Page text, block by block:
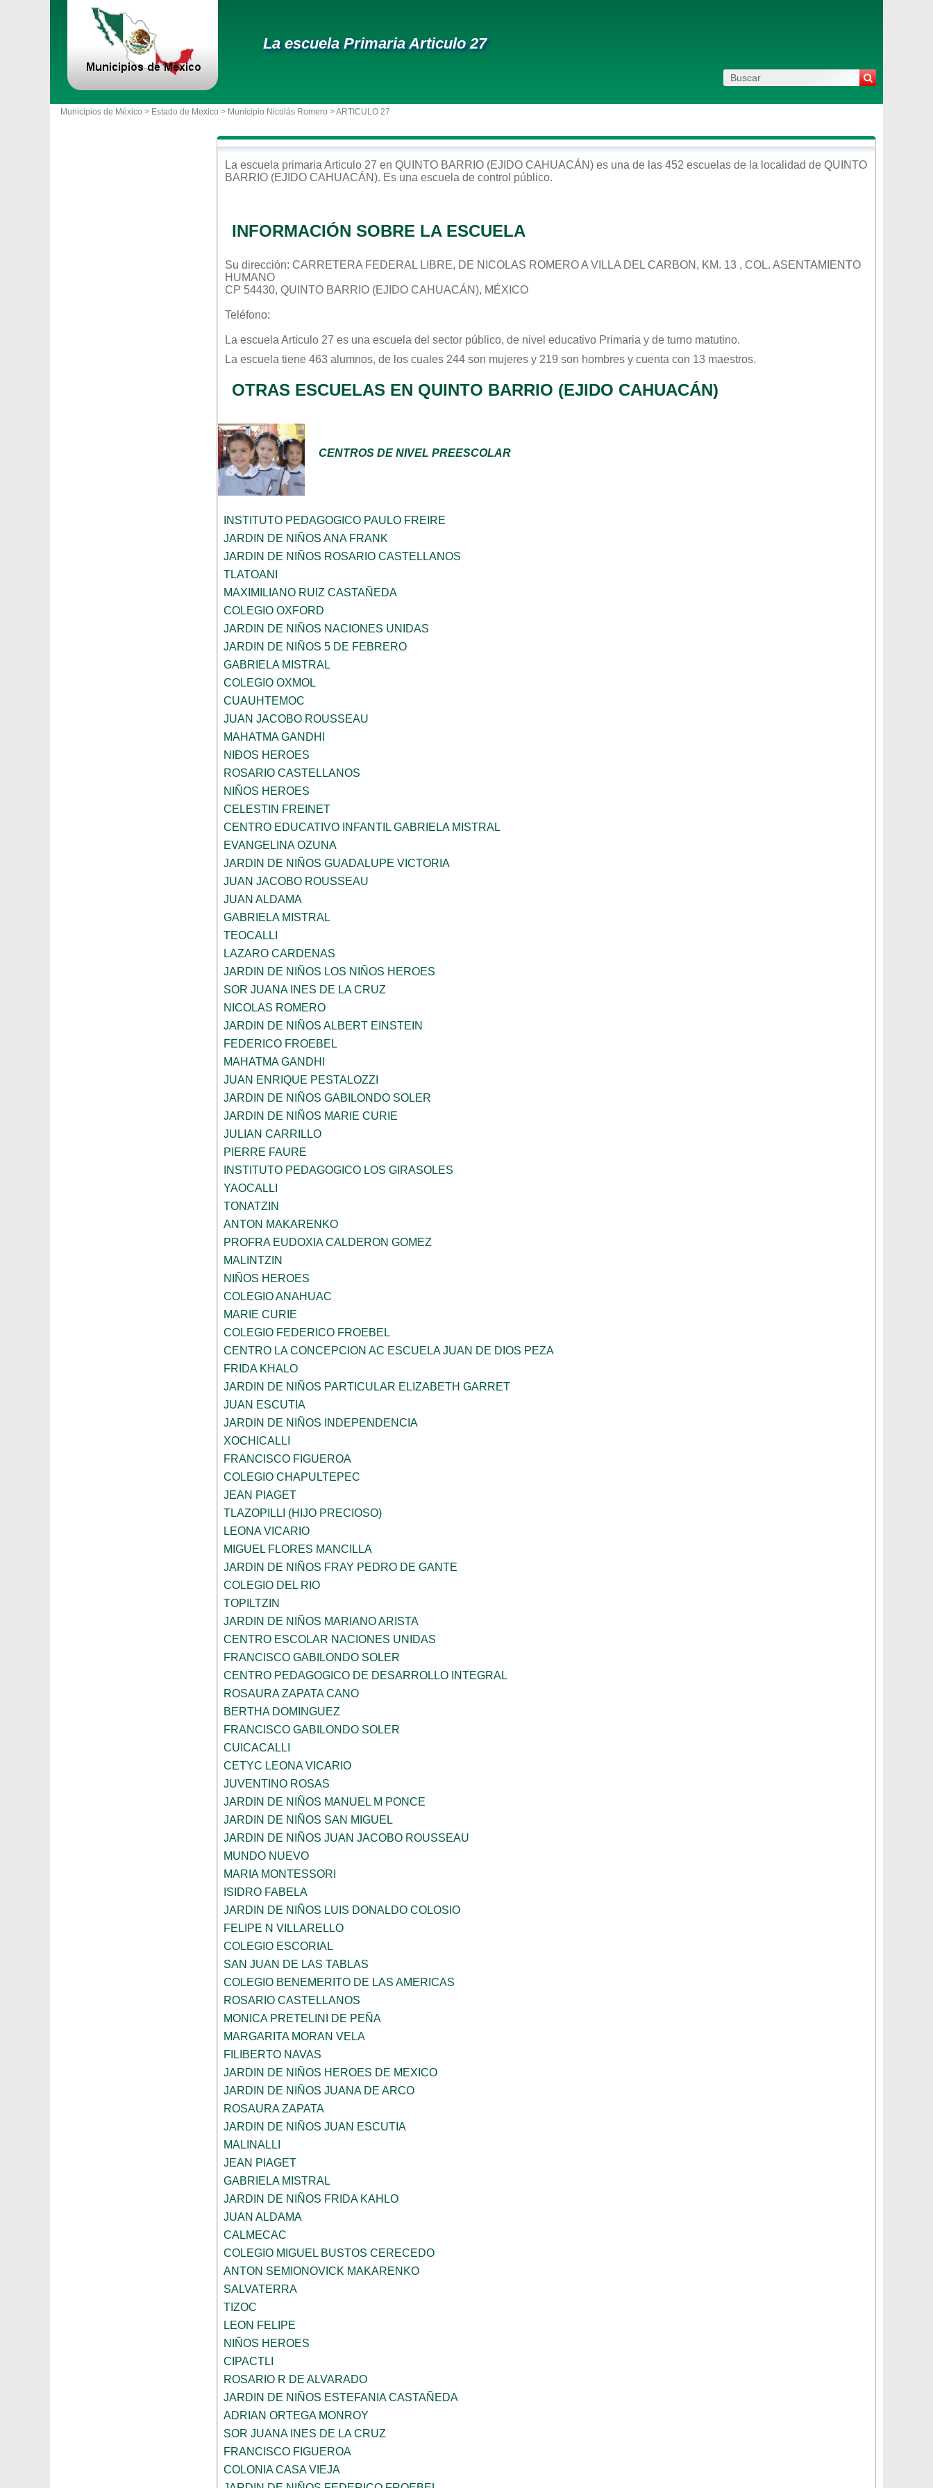
La escuela Primaria Articulo 27
Municipios de México > Estado de Mexico > Municipio Nicolás Romero > ARTICULO 27
La escuela primaria Articulo 27 en QUINTO BARRIO (EJIDO CAHUACÁN) es una de las 452 escuelas de la localidad de QUINTO
BARRIO (EJIDO CAHUACÁN). Es una escuela de control público.
INFORMACIÓN SOBRE LA ESCUELA
Su dirección: CARRETERA FEDERAL LIBRE, DE NICOLAS ROMERO A VILLA DEL CARBON, KM. 13 , COL. ASENTAMIENTO
HUMANO
CP 54430, QUINTO BARRIO (EJIDO CAHUACÁN), MÉXICO
Teléfono:
La escuela Articulo 27 es una escuela del sector público, de nivel educativo Primaria y de turno matutino.
La escuela tiene 463 alumnos, de los cuales 244 son mujeres y 219 son hombres y cuenta con 13 maestros.
OTRAS ESCUELAS EN QUINTO BARRIO (EJIDO CAHUACÁN)
CENTROS DE NIVEL PREESCOLAR
INSTITUTO PEDAGOGICO PAULO FREIRE
JARDIN DE NIÑOS ANA FRANK
JARDIN DE NIÑOS ROSARIO CASTELLANOS
TLATOANI
MAXIMILIANO RUIZ CASTAÑEDA
COLEGIO OXFORD
JARDIN DE NIÑOS NACIONES UNIDAS
JARDIN DE NIÑOS 5 DE FEBRERO
GABRIELA MISTRAL
COLEGIO OXMOL
CUAUHTEMOC
JUAN JACOBO ROUSSEAU
MAHATMA GANDHI
NIÐOS HEROES
ROSARIO CASTELLANOS
NIÑOS HEROES
CELESTIN FREINET
CENTRO EDUCATIVO INFANTIL GABRIELA MISTRAL
EVANGELINA OZUNA
JARDIN DE NIÑOS GUADALUPE VICTORIA
JUAN JACOBO ROUSSEAU
JUAN ALDAMA
GABRIELA MISTRAL
TEOCALLI
LAZARO CARDENAS
JARDIN DE NIÑOS LOS NIÑOS HEROES
SOR JUANA INES DE LA CRUZ
NICOLAS ROMERO
JARDIN DE NIÑOS ALBERT EINSTEIN
FEDERICO FROEBEL
MAHATMA GANDHI
JUAN ENRIQUE PESTALOZZI
JARDIN DE NIÑOS GABILONDO SOLER
JARDIN DE NIÑOS MARIE CURIE
JULIAN CARRILLO
PIERRE FAURE
INSTITUTO PEDAGOGICO LOS GIRASOLES
YAOCALLI
TONATZIN
ANTON MAKARENKO
PROFRA EUDOXIA CALDERON GOMEZ
MALINTZIN
NIÑOS HEROES
COLEGIO ANAHUAC
MARIE CURIE
COLEGIO FEDERICO FROEBEL
CENTRO LA CONCEPCION AC ESCUELA JUAN DE DIOS PEZA
FRIDA KHALO
JARDIN DE NIÑOS PARTICULAR ELIZABETH GARRET
JUAN ESCUTIA
JARDIN DE NIÑOS INDEPENDENCIA
XOCHICALLI
FRANCISCO FIGUEROA
COLEGIO CHAPULTEPEC
JEAN PIAGET
TLAZOPILLI (HIJO PRECIOSO)
LEONA VICARIO
MIGUEL FLORES MANCILLA
JARDIN DE NIÑOS FRAY PEDRO DE GANTE
COLEGIO DEL RIO
TOPILTZIN
JARDIN DE NIÑOS MARIANO ARISTA
CENTRO ESCOLAR NACIONES UNIDAS
FRANCISCO GABILONDO SOLER
CENTRO PEDAGOGICO DE DESARROLLO INTEGRAL
ROSAURA ZAPATA CANO
BERTHA DOMINGUEZ
FRANCISCO GABILONDO SOLER
CUICACALLI
CETYC LEONA VICARIO
JUVENTINO ROSAS
JARDIN DE NIÑOS MANUEL M PONCE
JARDIN DE NIÑOS SAN MIGUEL
JARDIN DE NIÑOS JUAN JACOBO ROUSSEAU
MUNDO NUEVO
MARIA MONTESSORI
ISIDRO FABELA
JARDIN DE NIÑOS LUIS DONALDO COLOSIO
FELIPE N VILLARELLO
COLEGIO ESCORIAL
SAN JUAN DE LAS TABLAS
COLEGIO BENEMERITO DE LAS AMERICAS
ROSARIO CASTELLANOS
MONICA PRETELINI DE PEÑA
MARGARITA MORAN VELA
FILIBERTO NAVAS
JARDIN DE NIÑOS HEROES DE MEXICO
JARDIN DE NIÑOS JUANA DE ARCO
ROSAURA ZAPATA
JARDIN DE NIÑOS JUAN ESCUTIA
MALINALLI
JEAN PIAGET
GABRIELA MISTRAL
JARDIN DE NIÑOS FRIDA KAHLO
JUAN ALDAMA
CALMECAC
COLEGIO MIGUEL BUSTOS CERECEDO
ANTON SEMIONOVICK MAKARENKO
SALVATERRA
TIZOC
LEON FELIPE
NIÑOS HEROES
CIPACTLI
ROSARIO R DE ALVARADO
JARDIN DE NIÑOS ESTEFANIA CASTAÑEDA
ADRIAN ORTEGA MONROY
SOR JUANA INES DE LA CRUZ
FRANCISCO FIGUEROA
COLONIA CASA VIEJA